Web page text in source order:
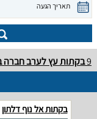
תאריך הגעה
9בקתות עץ לערב חברה
בקתות אל נוף דלתון